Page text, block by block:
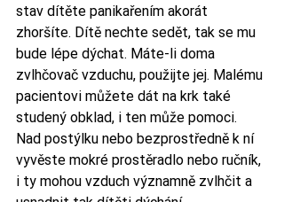
stav dítěte panikařením akorát
zhoršíte. Dítě nechte sedět, tak se mu
bude lépe dýchat. Máte-li doma
zvlhčovač vzduchu, použijte jej. Malému
pacientovi můžete dát na krk také
studený obklad, i ten může pomoci.
Nad postýlku nebo bezprostředně k ní
vyvěste mokré prostěradlo nebo ručník,
i ty mohou vzduch významně zvlhčit a